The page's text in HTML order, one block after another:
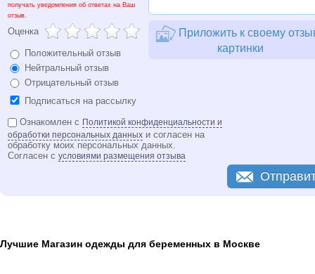
получать уведомления об ответах на Ваш
отзыв.
Оценка
Положительный отзыв
Нейтральный отзыв
Отрицательный отзыв
Подписаться на рассылку
Приложить к своему
картинки
Ознакомлен с Политикой конфиденциальности и
обработки персональных данных и согласен на
обработку моих персональных данных.
Согласен с условиями размещения отзыва
Лучшие Магазин одежды для беременных в Москве